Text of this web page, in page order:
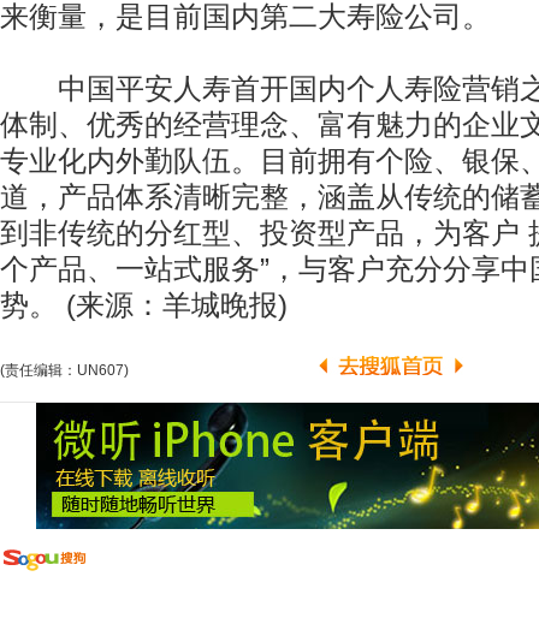
来衡量，是目前国内第二大寿险公司。
中国平安人寿首开国内个人寿险营销
体制、优秀的经营理念、富有魅力的企业
专业化内外勤队伍。目前拥有个险、银保
道，产品体系清晰完整，涵盖从传统的储
到非传统的分红型、投资型产品，为客户
个产品、一站式服务”，与客户充分分享
势。 (来源：羊城晚报)
(责任编辑：UN607)